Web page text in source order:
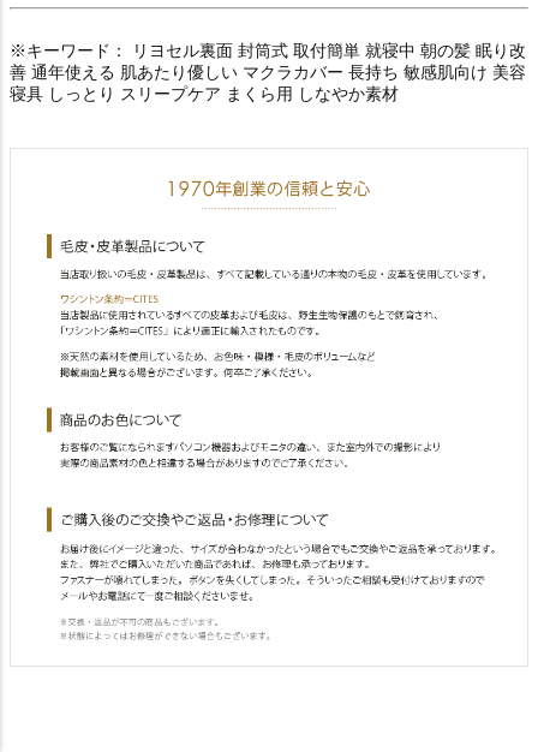
※キーワード： リヨセル裏面 封筒式 取付簡単 就寝中 朝の髪 眠り改
善 通年使える 肌あたり優しい マクラカバー 長持ち 敏感肌向け 美容
寝具 しっとり スリープケア まくら用 しなやか素材